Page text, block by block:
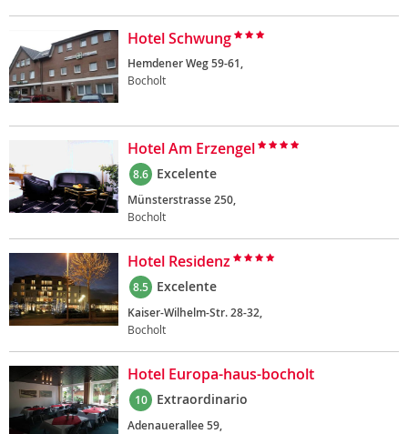
Hotel Schwung
Hemdener Weg 59-61,
Bocholt
Hotel Am Erzengel
8.6 Excelente
Münsterstrasse 250,
Bocholt
Hotel Residenz
8.5 Excelente
Kaiser-Wilhelm-Str. 28-32,
Bocholt
Hotel Europa-haus-bocholt
10 Extraordinario
Adenauerallee 59,